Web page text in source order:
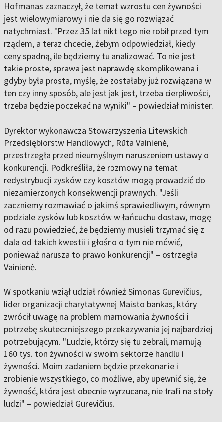
Hofmanas zaznaczył, że temat wzrostu cen żywności
jest wielowymiarowy i nie da się go rozwiązać
natychmiast. "Przez 35 lat nikt tego nie robił przed tym
rządem, a teraz chcecie, żebym odpowiedział, kiedy
ceny spadną, ile będziemy tu analizować. To nie jest
takie proste, sprawa jest naprawdę skomplikowana i
gdyby była prosta, myślę, że zostałaby już rozwiązana w
ten czy inny sposób, ale jest jak jest, trzeba cierpliwości,
trzeba będzie poczekać na wyniki" – powiedział minister.
Dyrektor wykonawcza Stowarzyszenia Litewskich
Przedsiębiorstw Handlowych, Rūta Vainienė,
przestrzegła przed nieumyślnym naruszeniem ustawy o
konkurencji. Podkreśliła, że rozmowy na temat
redystrybucji zysków czy kosztów mogą prowadzić do
niezamierzonych konsekwencji prawnych. "Jeśli
zaczniemy rozmawiać o jakimś sprawiedliwym, równym
podziale zysków lub kosztów w łańcuchu dostaw, mogę
od razu powiedzieć, że będziemy musieli trzymać się z
dala od takich kwestii i głośno o tym nie mówić,
ponieważ narusza to prawo konkurencji" – ostrzegła
Vainienė.
W spotkaniu wziął udział również Simonas Gurevičius,
lider organizacji charytatywnej Maisto bankas, który
zwrócił uwagę na problem marnowania żywności i
potrzebę skuteczniejszego przekazywania jej najbardziej
potrzebującym. "Ludzie, którzy się tu zebrali, marnują
160 tys. ton żywności w swoim sektorze handlu i
żywności. Moim zadaniem będzie przekonanie i
zrobienie wszystkiego, co możliwe, aby upewnić się, że
żywność, która jest obecnie wyrzucana, nie trafi na stoły
ludzi" – powiedział Gurevičius.